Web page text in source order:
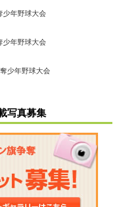
年野球大会
年野球大会
少年野球大会
写真募集